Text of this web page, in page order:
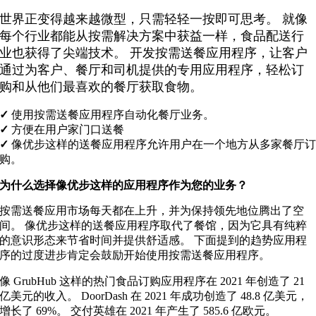
世界正变得越来越微型，只需轻轻一按即可思考。 就像
每个行业都能从按需解决方案中获益一样，食品配送行
业也获得了尖端技术。 开发按需送餐应用程序，让客户
通过为客户、餐厅和司机提供的专用应用程序，轻松订
购和从他们最喜欢的餐厅获取食物。
✓使用按需送餐应用程序自动化餐厅业务。
✓方便在用户家门口送餐
✓像优步这样的送餐应用程序允许用户在一个地方从多家餐厅订
购。
为什么选择像优步这样的应用程序作为您的业务？
按需送餐应用市场每天都在上升，并为保持领先地位腾出了空
间。 像优步这样的送餐应用程序取代了餐馆，因为它具有纯粹
的意识形态来节省时间并提供舒适感。 下面提到的趋势应用程
序的过度进步肯定会鼓励开始使用按需送餐应用程序。
像 GrubHub 这样的热门食品订购应用程序在 2021 年创造了 21
亿美元的收入。 DoorDash 在 2021 年成功创造了 48.8 亿美元，
增长了 69%。 交付英雄在 2021 年产生了 585.6 亿欧元。